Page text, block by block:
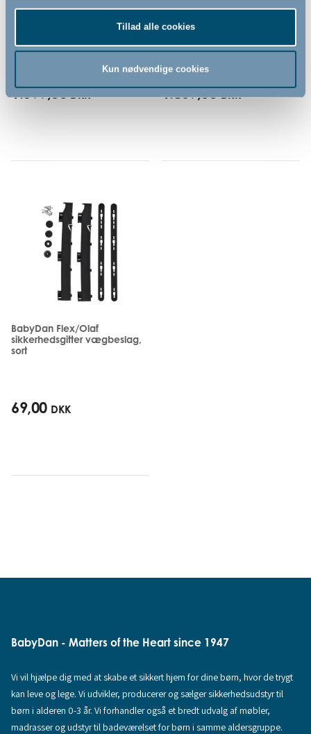
Tillad alle cookies
Kun nødvendige cookies
BabyDan Flex Square, hvid
1.599,00 DKK
BabyDan Flex Pentagon, hvid
- Rumdeler
1.869,00 DKK
BabyDan Flex/Olaf
sikkerhedsgitter vægbeslag,
sort
69,00 DKK
BabyDan - Matters of the Heart since 1947
Vi vil hjælpe dig med at skabe et sikkert hjem for dine børn, hvor de trygt
kan leve og lege. Vi udvikler, producerer og sælger sikkerhedsudstyr til
børn i alderen 0-3 år. Vi forhandler også et bredt udvalg af møbler,
madrasser og udstyr til badeværelset for børn i samme aldersgruppe.